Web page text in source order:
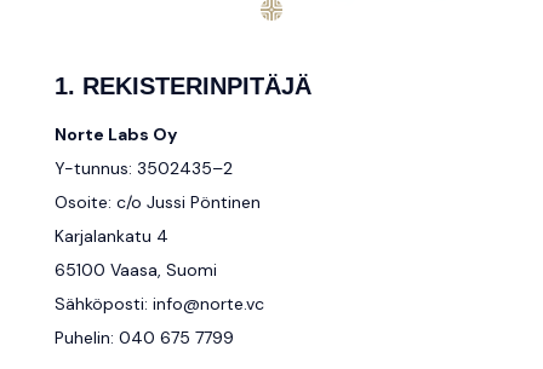
1. REKISTERINPITÄJÄ
Norte Labs Oy
Y-tunnus: 3502435–2
Osoite: c/o Jussi Pöntinen
Karjalankatu 4
65100 Vaasa, Suomi
Sähköposti: info@norte.vc
Puhelin: 040 675 7799